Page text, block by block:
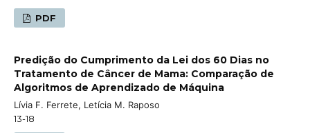
PDF
Predição do Cumprimento da Lei dos 60 Dias no
Tratamento de Câncer de Mama: Comparação de
Algoritmos de Aprendizado de Máquina
Lívia F. Ferrete, Letícia M. Raposo
13-18